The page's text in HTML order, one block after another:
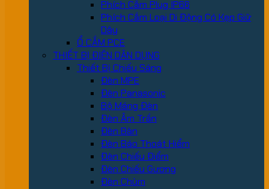
Phích Cắm Plug IP66
Phích Cắm Loại Di Động Có Kẹp Giữ
Dây
Ổ CẮM PCE
THIẾT BỊ ĐIỆN DÂN DỤNG
Thiết Bị Chiếu Sáng
Đèn MPE
Đèn Panasonic
Bộ Máng Đèn
Đèn Âm Trần
Đèn Bàn
Đèn Báo Thoát Hiểm
Đèn Chiếu Điểm
Đèn Chiếu Gương
Đèn Chùm